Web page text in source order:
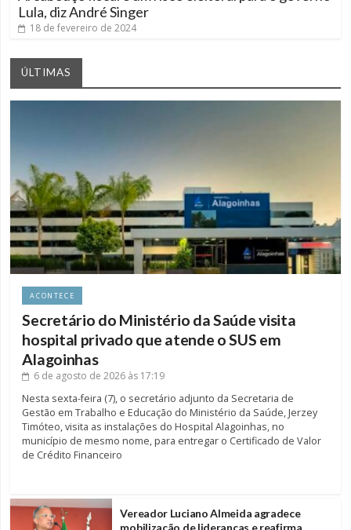
Lula, diz André Singer
18 de fevereiro de 2024
ÚLTIMAS
ACONTECE
Secretário do Ministério da Saúde visita
hospital privado que atende o SUS em
Alagoinhas
6 de agosto de 2026 às 17:19
Nesta sexta-feira (7), o secretário adjunto da Secretaria de
Gestão em Trabalho e Educação do Ministério da Saúde, Jerzey
Timóteo, visita as instalações do Hospital Alagoinhas, no
município de mesmo nome, para entregar o Certificado de Valor
de Crédito Financeiro
Vereador Luciano Almeida agradece